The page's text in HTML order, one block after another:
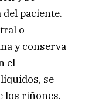
paciente.
o
y conserva
el
se
los riñones.